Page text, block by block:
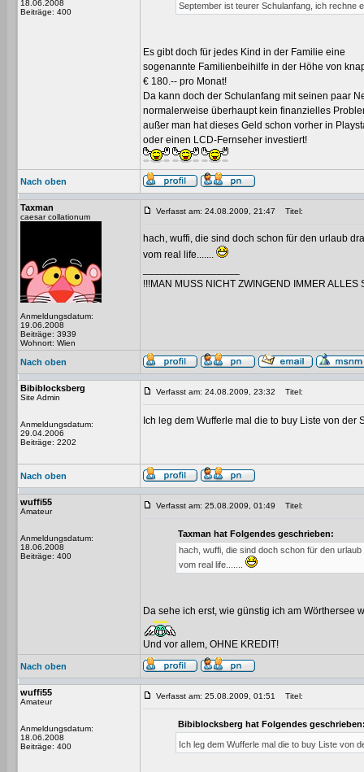
18.06.2008
Beiträge: 400
September ist teurer Schulanfang, ich rechne
Es gibt doch für jedes Kind in der Familie eine
sogenannte Familienbeihilfe in der Höhe von
€ 180.-- pro Monat!
Da kann doch der Schulanfang mit seinen paar
normalerweise überhaupt kein finanzielles
außer man hat dieses Geld schon vorher in
oder einen LCD-Fernseher investiert!
Nach oben
Taxman
caesar collationum
Anmeldungsdatum:
19.06.2008
Beiträge: 3939
Wohnort: Wien
Verfasst am: 24.08.2009, 21:47 Titel:
hach, wuffi, die sind doch schon für den urlaub
vom real life.......
!!!MAN MUSS NICHT ZWINGEND IMMER
Nach oben
Bibiblocksberg
Site Admin
Anmeldungsdatum:
29.04.2006
Beiträge: 2202
Verfasst am: 24.08.2009, 23:32 Titel:
Ich leg dem Wufferle mal die to buy Liste von der
Nach oben
wuffi55
Amateur
Anmeldungsdatum:
18.06.2008
Beiträge: 400
Verfasst am: 25.08.2009, 01:49 Titel:
Taxman hat Folgendes geschrieben:
hach, wuffi, die sind doch schon für den
vom real life.......
Da sehe ich erst, wie günstig ich am Wörthersee
Und vor allem, OHNE KREDIT!
Nach oben
wuffi55
Amateur
Anmeldungsdatum:
18.06.2008
Beiträge: 400
Verfasst am: 25.08.2009, 01:51 Titel:
Bibiblocksberg hat Folgendes
Ich leg dem Wufferle mal die to buy Liste von